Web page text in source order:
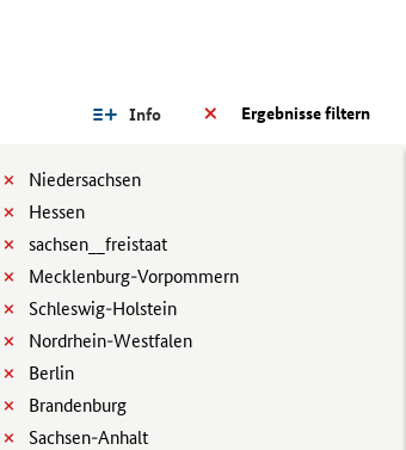
Ergebnisse filtern
Info
Niedersachsen
Hessen
sachsen__freistaat
Mecklenburg-Vorpommern
Schleswig-Holstein
Nordrhein-Westfalen
Berlin
Brandenburg
Sachsen-Anhalt